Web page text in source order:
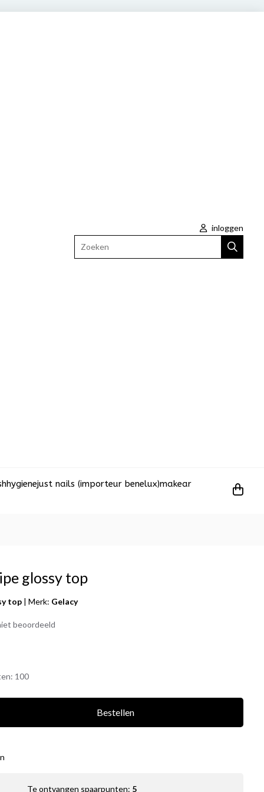
inloggen
hygienejust nails (importeur benelux)makear
glossy top
top |Merk: Gelacy
beoordeeld
100
Bestellen
Te ontvangen spaarpunten: 5